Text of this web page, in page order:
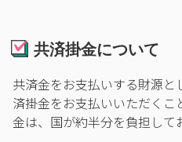
共済掛金について
共済金をお支払いする財源
済掛金をお支払いいただく
金は、国が約半分を負担して